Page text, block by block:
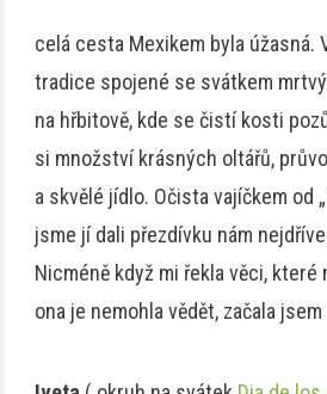
celá cesta Mexikem byla úžasná.
tradice spojené se svátkem
na hřbitově, kde se čistí kosti
si množství krásných oltářů,
a skvělé jídlo. Očista vajíčkem od
jsme jí dali přezdívku nám
Nicméně když mi řekla věci, které
ona je nemohla vědět, začala